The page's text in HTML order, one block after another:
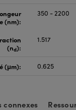
(nm):
350 - 2200
(nd):
1.517
(μm): 0.625
connexes